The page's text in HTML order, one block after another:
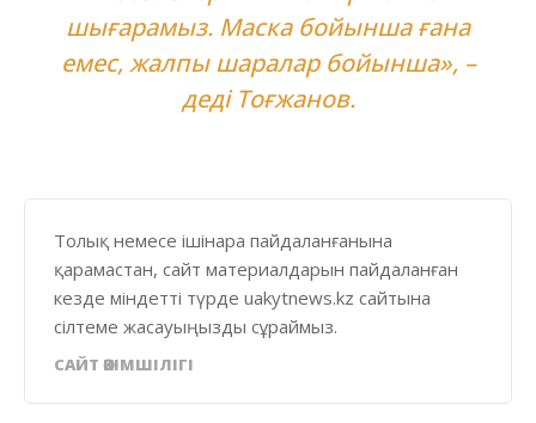
шығарамыз. Маска бойынша ғана
емес, жалпы шаралар бойынша», –
деді Тоғжанов.
Толық немесе ішінара пайдаланғанына
қарамастан, сайт материалдарын пайдаланған
кезде міндетті түрде uakytnews.kz сайтына
сілтеме жасауыңызды сұраймыз.
САЙТ ӘКІМШІЛІГІ